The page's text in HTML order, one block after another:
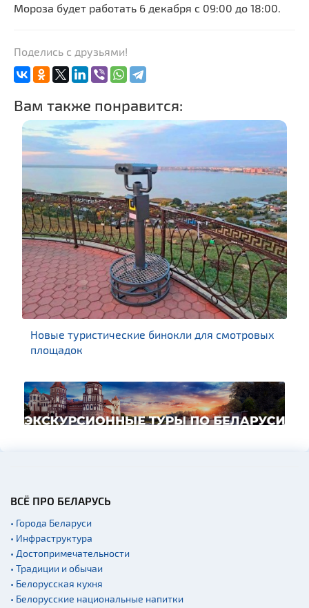
Мороза будет работать 6 декабря с 09:00 до 18:00.
Поделись с друзьями!
Вам также понравится:
Новые туристические бинокли для смотровых
площадок
ВСЁ ПРО БЕЛАРУСЬ
• Города Беларуси
• Инфраструктура
• Достопримечательности
• Традиции и обычаи
• Белорусская кухня
• Белорусские национальные напитки